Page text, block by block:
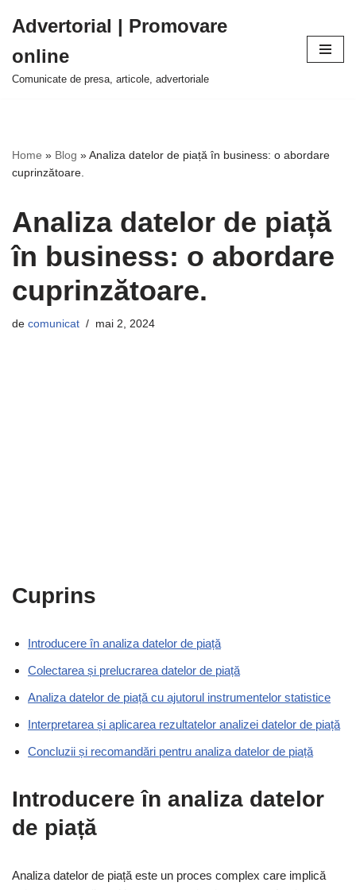
la
conținut
Advertorial | Promovare
online
Comunicate de presa, articole, advertoriale
Home » Blog »Analiza datelor de piață în business: o abordare
cuprinzătoare.
Analiza datelor de piață
în business: o abordare
cuprinzătoare.
de comunicat mai 2, 2024
Cuprins
Introducere în analiza datelor de piață
Colectarea și prelucrarea datelor de piață
Analiza datelor de piață cu ajutorul instrumentelor statistice
Interpretarea și aplicarea rezultatelor analizei datelor de piață
Concluzii și recomandări pentru analiza datelor de piață
Introducere în analiza datelor
de piață
Analiza datelor de piață este un proces complex care implică